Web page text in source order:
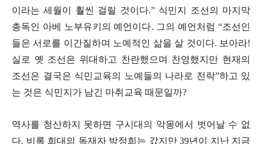
이라는 세월이 훨씬 걸릴 것이다.” 식민지 조선의 마지막
총독인 아베 노부유키의 예언이다. 그의 예언처럼“조선인
들은 서로를 이간질하며 노예적인 삶을 살 것이다. 보아라!
실로 옛 조선은 위대하고 찬란했으며 찬영했지만 현재의
조선은 결국은 식민교육의 노예들의 나라로 전락”하고 있
는 것은 식민지가 남긴 마취교육 때문일까?
역사를 청산하지 못하면 구시대의 악몽에서 벗어날 수 없
다. 비록 희대의 독재자 박정희는 갔지만 39년이 지난 지금